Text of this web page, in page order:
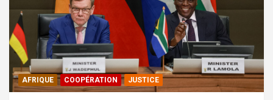
AFRIQUE ⁠COOPÉRATION JUSTICE